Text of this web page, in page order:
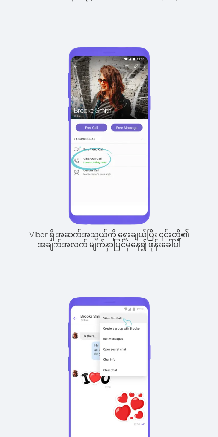
Viber ရှိ အဆက်အသွယ်ကို ရွေးချယ်ပြီး ၎င်းတို့၏
အချက်အလက် မျက်နှာပြင်မှနေ၍ ဖုန်းခေါ်ပါ